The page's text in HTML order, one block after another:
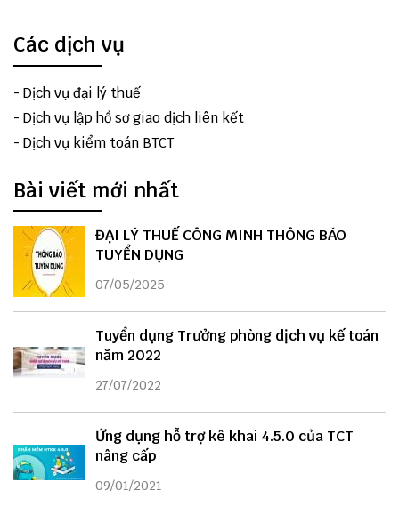
Các dịch vụ
- Dịch vụ đại lý thuế
- Dịch vụ lập hồ sơ giao dịch liên kết
- Dịch vụ kiểm toán BTCT
Bài viết mới nhất
ĐẠI LÝ THUẾ CÔNG MINH THÔNG BÁO
TUYỂN DỤNG
07/05/2025
Tuyển dụng Trưởng phòng dịch vụ kế toán
năm 2022
27/07/2022
Ứng dụng hỗ trợ kê khai 4.5.0 của TCT
nâng cấp
09/01/2021